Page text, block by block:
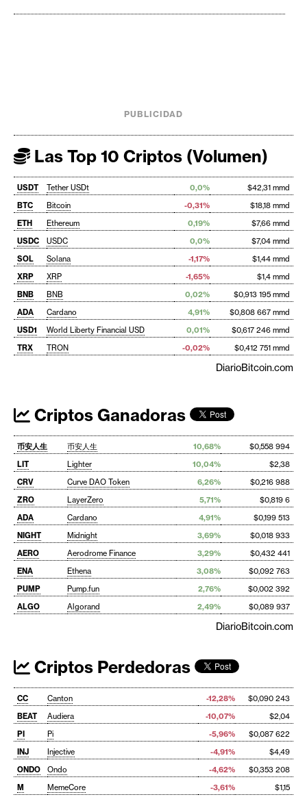
PUBLICIDAD
Las Top 10 Criptos (Volumen)
USDT Tether USDt 0,0%
$42,31 mmd
BTC
Bitcoin -0,31%
$18,18 mmd
ETH
Ethereum 0,19%
$7,66 mmd
USDC
USDC 0,0%
$7,04 mmd
SOL
Solana -1,17%
$1,44 mmd
XRP
XRP -1,65%
$1,4 mmd
BNB
BNB 0,02%
$0,913 195 mmd
ADA
Cardano 4,91%
$0,808 667 mmd
USD1
World Liberty Financial USD 0,01%
$0,617 246 mmd
TRX
TRON -0,02% $0,412 751 mmd
DiarioBitcoin.com
Criptos Ganadoras
币安人生 币安人生 10,68%
$0,558 994
LIT
Lighter 10,04%
$2,38
CRV
Curve DAO Token 6,26%
$0,216 988
ZRO
LayerZero 5,71%
$0,819 6
ADA
Cardano 4,91%
$0,199 513
NIGHT
Midnight 3,69%
$0,018 933
AERO
Aerodrome Finance 3,29%
$0,432 441
ENA
Ethena 3,08%
$0,092 763
PUMP
Pump.fun 2,76%
$0,002 392
ALGO
Algorand 2,49% $0,089 937
DiarioBitcoin.com
Criptos Perdedoras
CC Canton -12,28%
$0,090 243
BEAT
Audiera -10,07%
$2,04
PI
Pi -5,96%
$0,087 622
INJ
Injective -4,91%
$4,49
ONDO
Ondo -4,62%
$0,353 208
M
MemeCore -3,61% $1,15